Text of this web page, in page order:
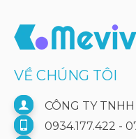
VỀ CHÚNG TÔI
CÔNG TY
0934.177.422 -